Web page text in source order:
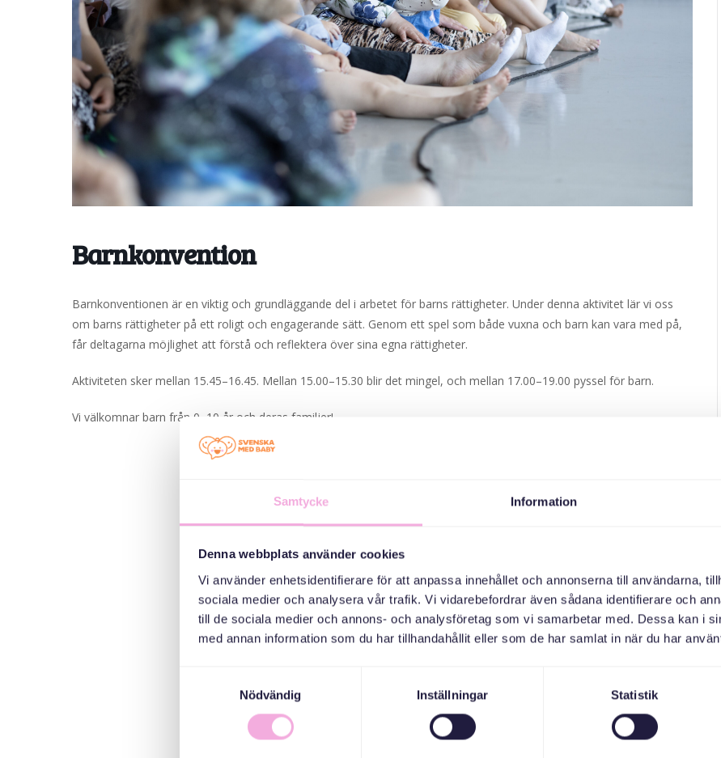
Samtycke Information
Denna webbplats använder cookies
Vi använder enhetsidentifierare för att anpassa innehållet och annonserna till användarna,
sociala medier och analysera vår trafik. Vi vidarebefordrar även sådana identifierare och
till de sociala medier och annons- och analysföretag som vi samarbetar med. Dessa kan i
med annan information som du har tillhandahållit eller som de har samlat in när du har
Nödvändig
Inställningar Statistik
Barnkonvention
Barnkonventionen är en viktig och grundläggande del i arbetet för barns rättigheter. Under denna aktivitet lär vi oss
om barns rättigheter på ett roligt och engagerande sätt. Genom ett spel som både vuxna och barn kan vara med på,
får deltagarna möjlighet att förstå och reflektera över sina egna rättigheter.
Aktiviteten sker mellan 15.45–16.45. Mellan 15.00–15.30 blir det mingel, och mellan 17.00–19.00 pyssel för barn.
Vi välkomnar barn från 0–10 år och deras familjer!